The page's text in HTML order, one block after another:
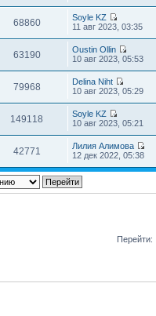
68860
Soyle KZ
11 авг 2023, 03:35
63190
Oustin Ollin
10 авг 2023, 05:53
79968
Delina Niht
10 авг 2023, 05:29
149118
Soyle KZ
10 авг 2023, 05:21
42771
Лилия Алимова
12 дек 2022, 05:38
Перейти: